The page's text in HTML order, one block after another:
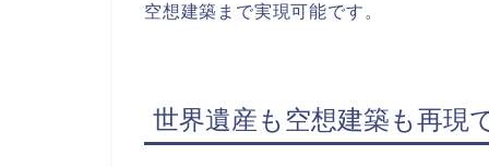
空想建築まで実現可能です。
世界遺産も空想建築も再現